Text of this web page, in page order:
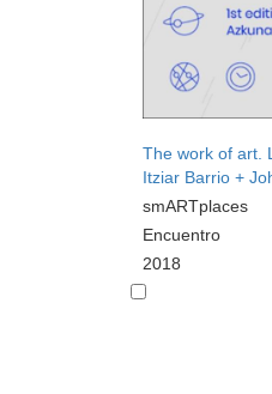
The work of art.
Itziar Barrio +
smARTplaces
Encuentro
2018